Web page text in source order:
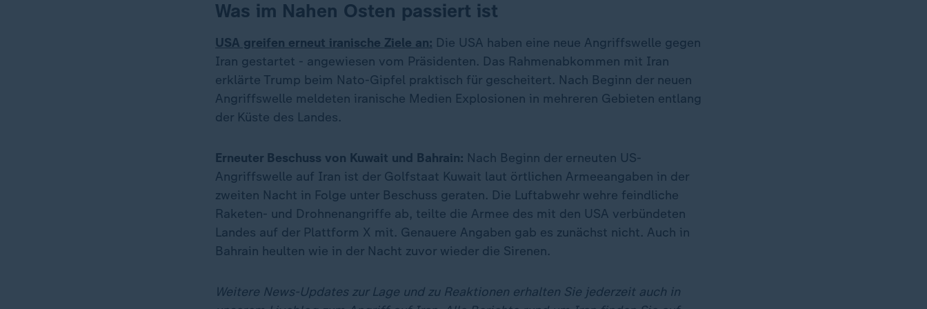
Was im Nahen Osten passiert ist
USA greifen erneut iranische Ziele an: Die USA haben eine neue Angriffswelle gegen
Iran gestartet - angewiesen vom Präsidenten. Das Rahmenabkommen mit Iran
erklärte Trump beim Nato-Gipfel praktisch für gescheitert. Nach Beginn der neuen
Angriffswelle meldeten iranische Medien Explosionen in mehreren Gebieten entlang
der Küste des Landes.
Erneuter Beschuss von Kuwait und Bahrain: Nach Beginn der erneuten US-
Angriffswelle auf Iran ist der Golfstaat Kuwait laut örtlichen Armeeangaben in der
zweiten Nacht in Folge unter Beschuss geraten. Die Luftabwehr wehre feindliche
Raketen- und Drohnenangriffe ab, teilte die Armee des mit den USA verbündeten
Landes auf der Plattform X mit. Genauere Angaben gab es zunächst nicht. Auch in
Bahrain heulten wie in der Nacht zuvor wieder die Sirenen.
Weitere News-Updates zur Lage und zu Reaktionen erhalten Sie jederzeit auch in